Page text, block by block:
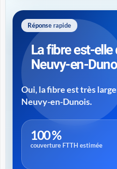
Réponse rapide
La fibre est-
Neuvy-en-
Oui, la fibre est très
Neuvy-en-Dunois.
100 %
couverture FTTH estimée